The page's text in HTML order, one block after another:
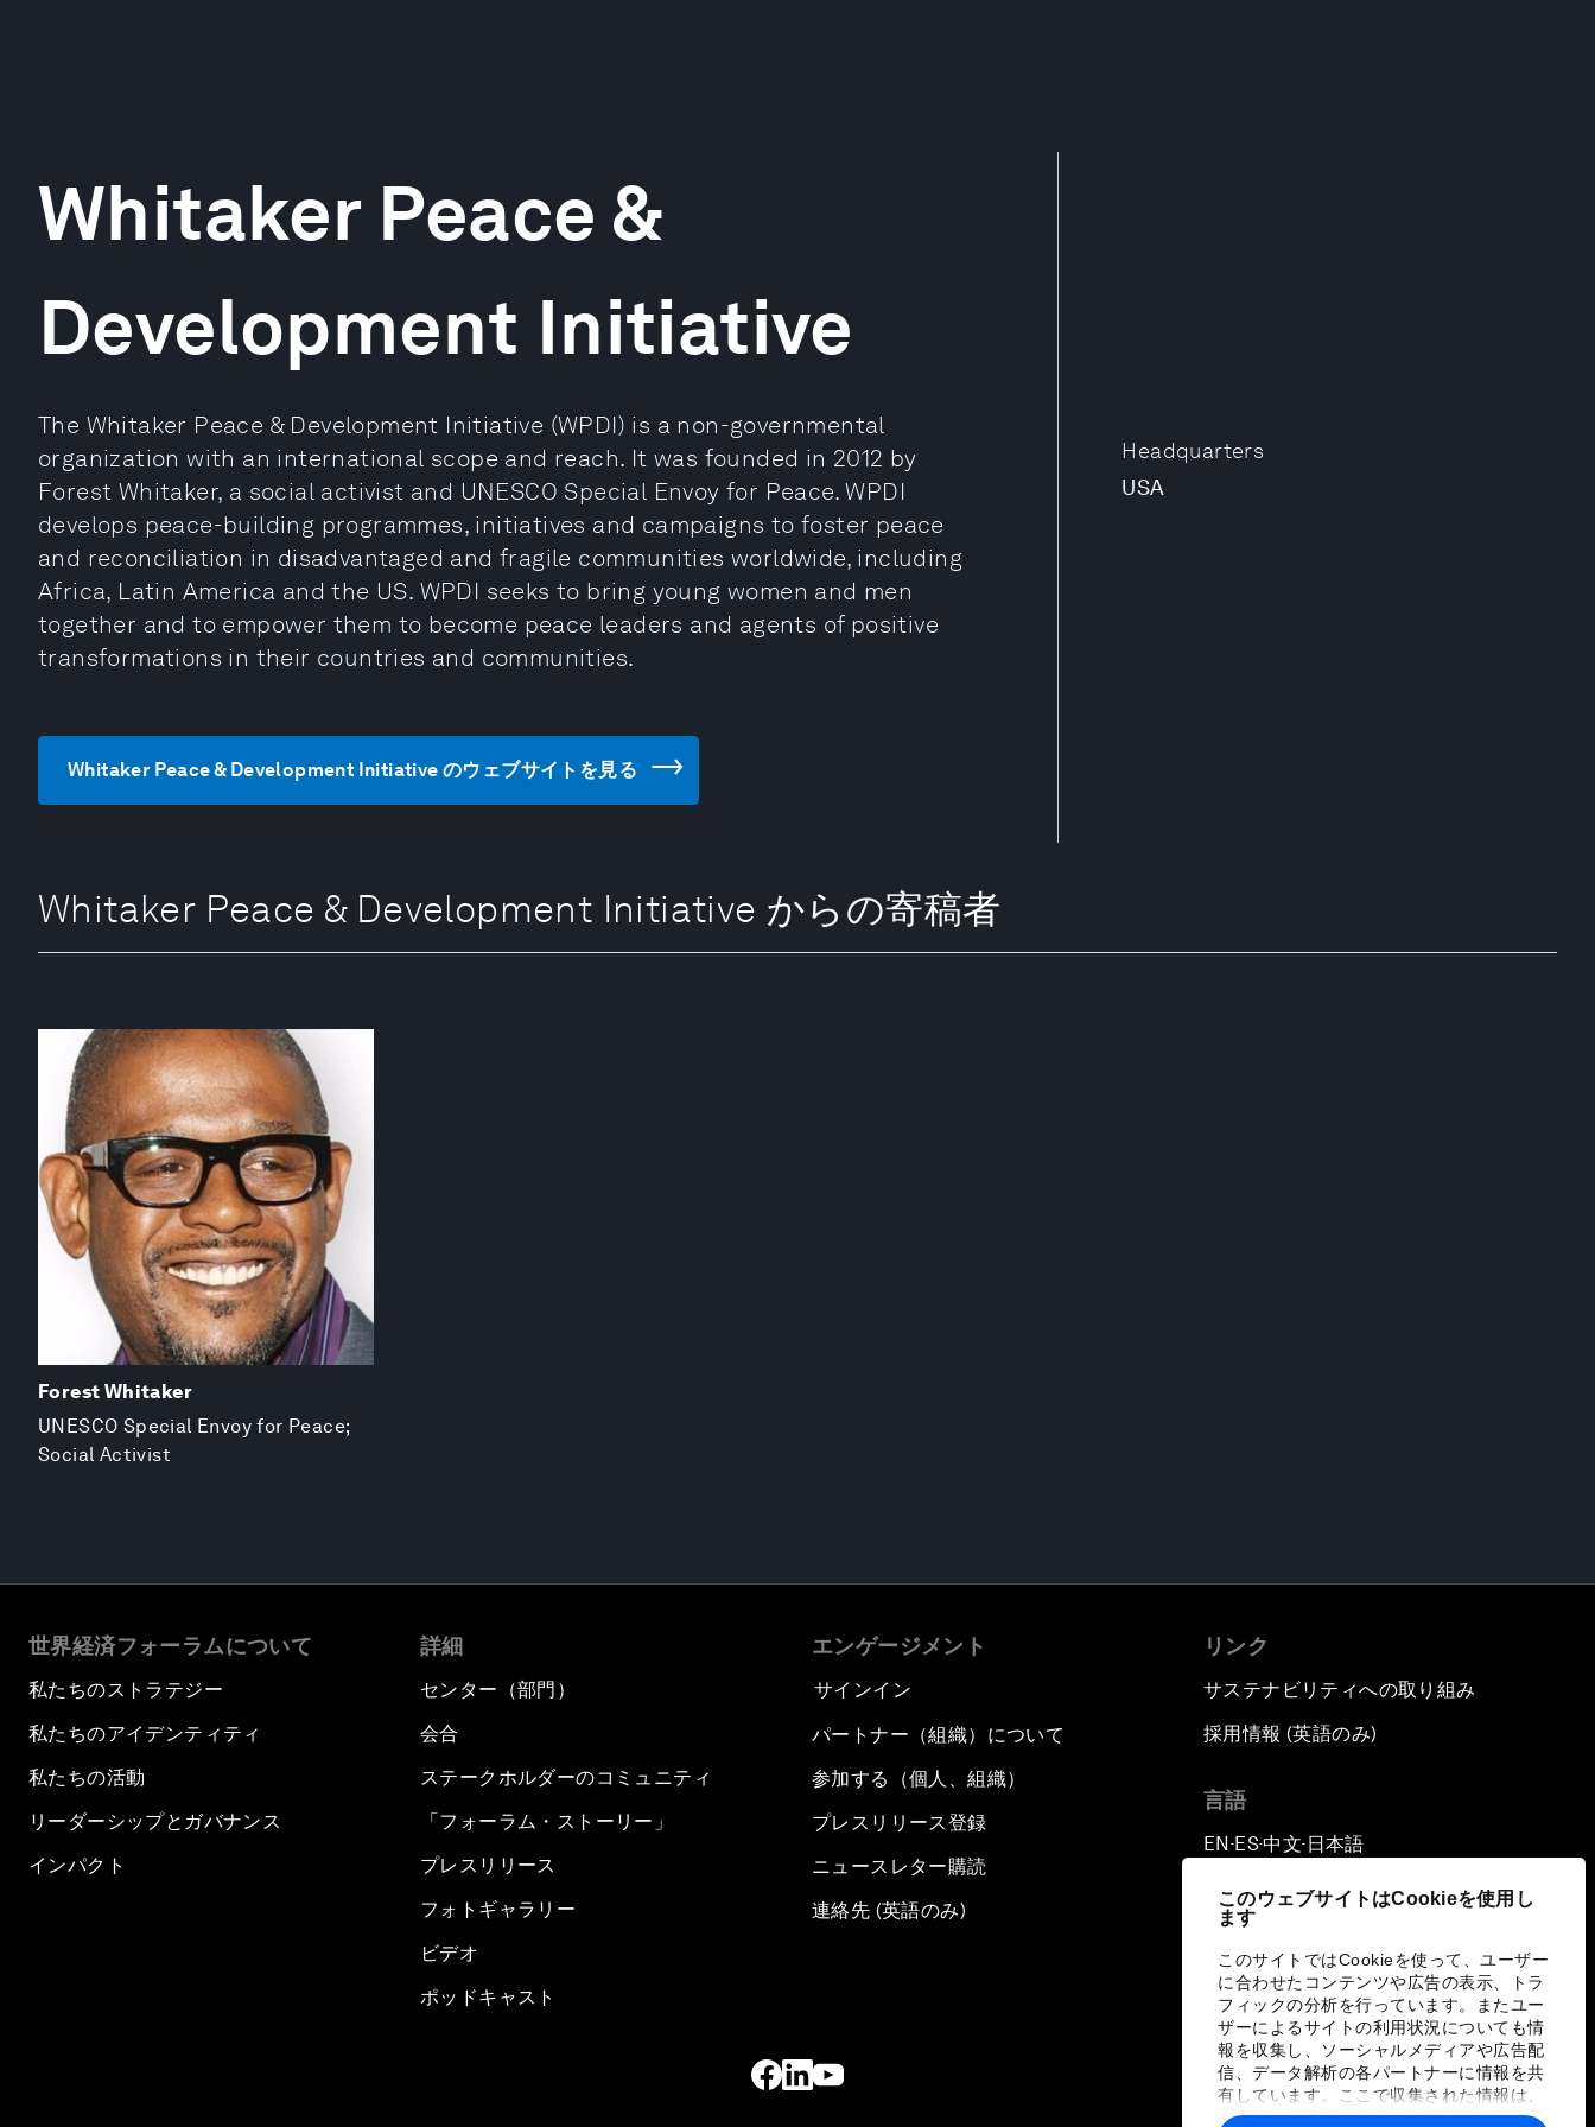
このウェブサイトはCookieを使用し
ます
このサイトではCookieを使って、ユーザー
に合わせたコンテンツや広告の表示、トラ
フィックの分析を行っています。またユー
ザーによるサイトの利用状況についても情
報を収集し、ソーシャルメディアや広告配
信、データ解析の各パートナーに情報を共
有しています。ここで収集された情報は、
ユーザーが各パートナーに提供した他の情
Headquarters
USA
Whitaker Peace &
Development Initiative
The Whitaker Peace & Development Initiative (WPDI) is a non-governmental
organization with an international scope and reach. It was founded in 2012 by
Forest Whitaker, a social activist and UNESCO Special Envoy for Peace. WPDI
develops peace-building programmes, initiatives and campaigns to foster peace
and reconciliation in disadvantaged and fragile communities worldwide, including
Africa, Latin America and the US. WPDI seeks to bring young women and men
together and to empower them to become peace leaders and agents of positive
transformations in their countries and communities.
Whitaker Peace & Development Initiative のウェブサイトを見る
Whitaker Peace & Development Initiative からの寄稿者
Forest Whitaker
UNESCO Special Envoy for Peace;
Social Activist
世界経済フォーラムについて
私たちのストラテジー
私たちのアイデンティティ
私たちの活動
リーダーシップとガバナンス
インパクト
詳細
センター（部門）
会合
ステークホルダーのコミュニティ
「フォーラム・ストーリー」
プレスリリース
フォトギャラリー
ビデオ
ポッドキャスト
エンゲージメント
サインイン
パートナー（組織）について
参加する（個人、組織）
プレスリリース登録
ニュースレター購読
連絡先 (英語のみ)
リンク
サステナビリティへの取り組み
採用情報 (英語のみ)
言語
EN ▪ES▪中文▪ 日本語